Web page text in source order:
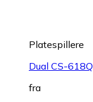
Platespillere
Dual CS-618Q
fra